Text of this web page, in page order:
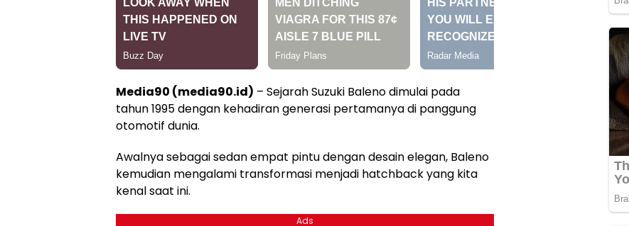
Media90 (media90.id) – Sejarah Suzuki Baleno dimulai pada
tahun 1995 dengan kehadiran generasi pertamanya di panggung
otomotif dunia.
Awalnya sebagai sedan empat pintu dengan desain elegan, Baleno
kemudian mengalami transformasi menjadi hatchback yang kita
kenal saat ini.
Ads